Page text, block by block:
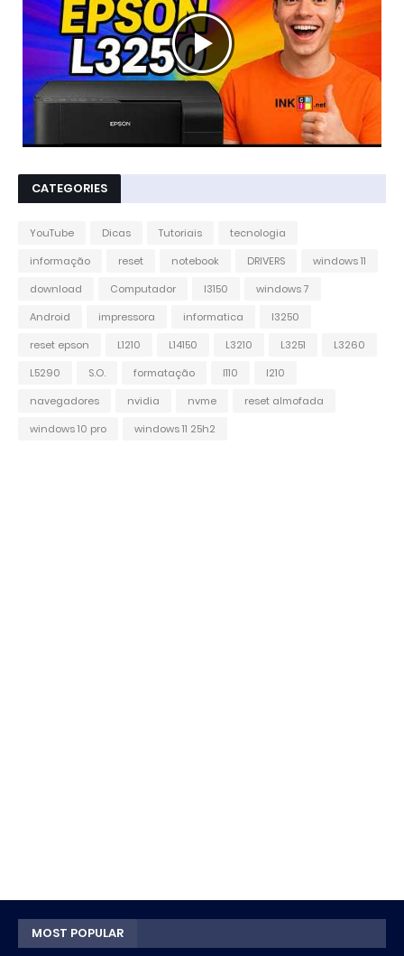
CATEGORIES
YouTube Dicas Tutoriais
tecnologia
informação
reset notebook DRIVERS
windows 11
download
Computador l3150
windows 7
Android
impressora informatica
l3250
reset epson
L1210 L14150 L3210 L3251
L3260
L5290
S.O. formatação l110
l210
navegadores
nvidia nvme
reset almofada
windows 10 pro
windows 11 25h2
MOST POPULAR